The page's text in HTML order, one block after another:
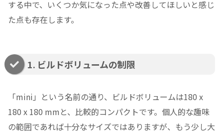
する中で、いくつか気になった点や改善してほしいと感じ
た点も存在します。
1. ビルドボリュームの制限
「mini」という名前の通り、ビルドボリュームは180 x
180 x 180 mmと、比較的コンパクトです。個人的な趣味
の範囲であれば十分なサイズではありますが、もう少し大